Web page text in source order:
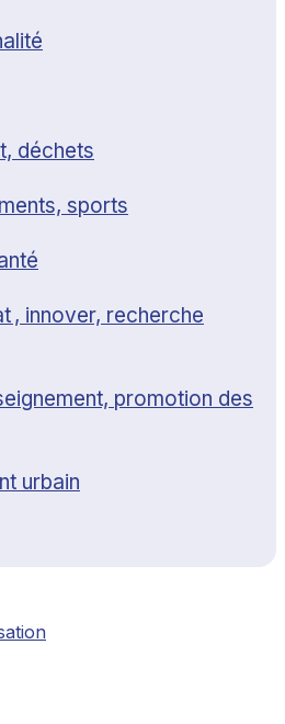
déchets
sports
, innover, recherche
promotion des
urbain